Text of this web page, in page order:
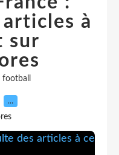
à
sur
football
…